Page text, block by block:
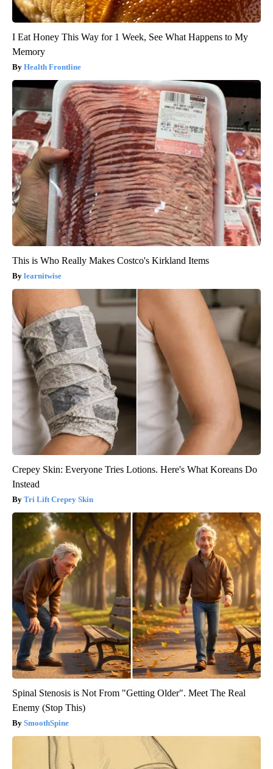
I Eat Honey This Way for 1 Week, See What Happens to My
Memory
Health Frontline
This is Who Really Makes Costco's Kirkland Items
learnitwise
Crepey Skin: Everyone Tries Lotions. Here's What Koreans Do
Instead
Tri Lift Crepey Skin
Spinal Stenosis is Not From "Getting Older". Meet The Real
Enemy (Stop This)
SmoothSpine